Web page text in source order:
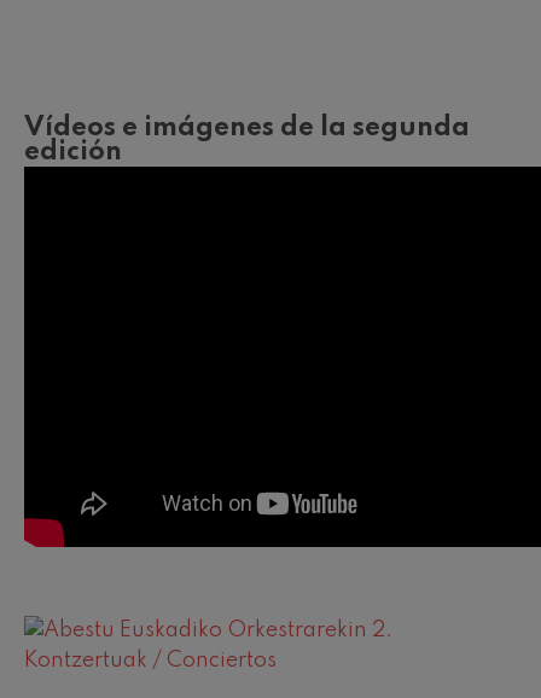
Vídeos e imágenes de la segunda
edición